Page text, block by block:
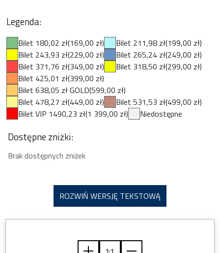
Legenda:
Bilet 180,02 zł(169,00 zł) Bilet 211,98 zł(199,00 zł)
Bilet 243,93 zł(229,00 zł) Bilet 265,24 zł(249,00 zł)
Bilet 371,76 zł(349,00 zł) Bilet 318,50 zł(299,00 zł)
Bilet 425,01 zł(399,00 zł)
Bilet 638,05 zł GOLD(599,00 zł)
Bilet 478,27 zł(449,00 zł) Bilet 531,53 zł(499,00 zł)
Bilet VIP 1490,23 zł(1 399,00 zł) Niedostępne
Dostępne zniżki:
Brak dostępnych zniżek
ROZWIŃ WERSJĘ TEKSTOWĄ